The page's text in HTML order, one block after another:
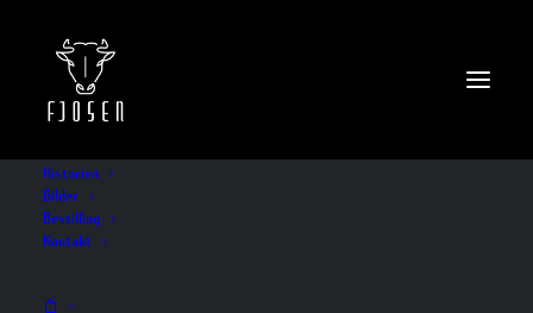
Historien
Bilder
Bestilling
Kontakt